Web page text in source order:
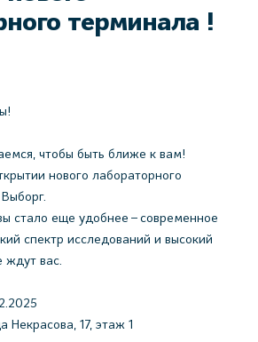
терминала !
чтобы быть ближе к вам!
нового лабораторного
стало еще удобнее – современное
спектр исследований и высокий
ждут вас.
Некрасова, 17, этаж 1